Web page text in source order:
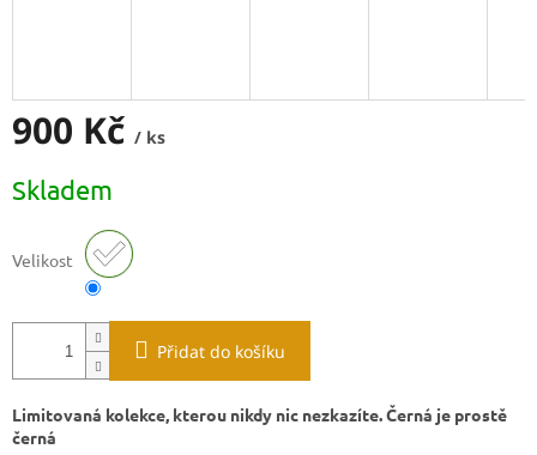
900 Kč / ks
cena:
Skladem
Velikost
Přidat do košíku
Limitovaná kolekce, kterou nikdy nic nezkazíte. Černá je prostě
černá